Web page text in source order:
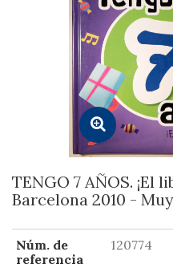
TENGO 7 AÑOS. ¡El
Barcelona 2010 -
Núm. de
referencia
120774